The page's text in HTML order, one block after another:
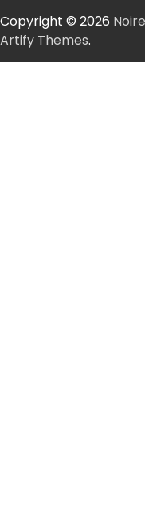
Copyright © 2026
Artify Themes.